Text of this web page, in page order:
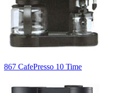
867 CafePresso 10 Time